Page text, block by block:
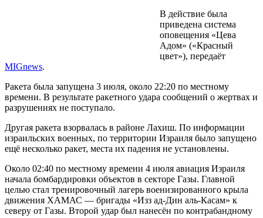
В действие была
приведена система
оповещения «Цева
Адом» («Красный
цвет»), передаёт
MIGnews.
Ракета была запущена 3 июля, около 22:20 по местному
времени. В результате ракетного удара сообщений о жертвах и
разрушениях не поступало.
Другая ракета взорвалась в районе Лахиш. По информации
израильских военных, по территории Израиля было запущено
ещё несколько ракет, места их падения не установлены.
Около 02:40 по местному времени 4 июля авиация Израиля
начала бомбардировки объектов в секторе Газы. Главной
целью стал тренировочный лагерь военизированного крыла
движения ХАМАС — бригады «Изз ад-Дин аль-Касам» к
северу от Газы. Второй удар был нанесён по контрабандному